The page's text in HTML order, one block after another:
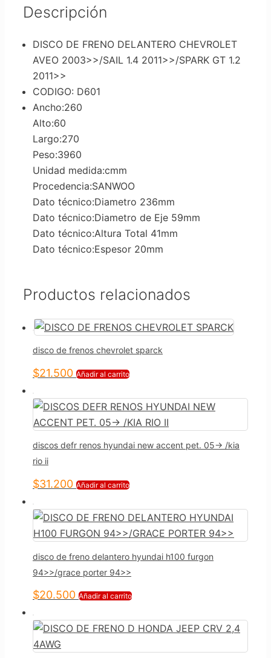
Descripción
DISCO DE FRENO DELANTERO CHEVROLET
AVEO 2003>>/SAIL 1.4 2011>>/SPARK GT 1.2
2011>>
CODIGO: D601
Ancho:260
Alto:60
Largo:270
Peso:3960
Unidad medida:cmm
Procedencia:SANWOO
Dato técnico:Diametro 236mm
Dato técnico:Diametro de Eje 59mm
Dato técnico:Altura Total 41mm
Dato técnico:Espesor 20mm
Productos relacionados
disco de frenos chevrolet sparck
$21.500 Añadir al carrito
discos defr renos hyundai new accent pet. 05-> /kia
rio ii
$31.200 Añadir al carrito
disco de freno delantero hyundai h100 furgon
94>>/grace porter 94>>
$20.500 Añadir al carrito